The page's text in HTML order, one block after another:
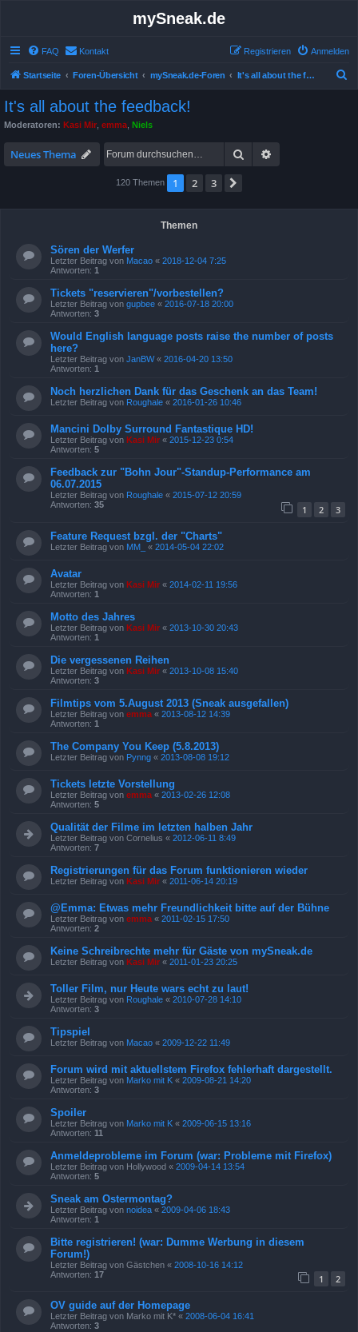
mySneak.de
FAQ Kontakt Anmelden
Registrieren
Startseite Foren-Übersicht mySneak.de-Foren It's all about the feedback!
It's all about the feedback!
Moderatoren: Kasi Mir emma Niels
Neues Thema Suche
120 Themen 1 2 3
Themen
Sören der Werfer
Letzter Beitrag von Macao « 2018-12-04 7:25
Antworten: 1
Tickets "reservieren"/vorbestellen?
Letzter Beitrag von gupbee « 2016-07-18 20:00
Antworten: 3
Would English language posts raise the number of posts
here?
Letzter Beitrag von JanBW« 2016-04-20 13:50
Antworten: 1
Noch herzlichen Dank für das Geschenk an das Team!
Letzter Beitrag von Roughale « 2016-01-26 10:46
Mancini Dolby Surround Fantastique HD!
Letzter Beitrag von Kasi Mir « 2015-12-23 0:54
Antworten: 5
Feedback zur "Bohn Jour"-Standup-Performance am
06.07.2015
Letzter Beitrag von Roughale « 2015-07-12 20:59
Antworten: 35 1 2 3
Feature Request bzgl. der "Charts"
Letzter Beitrag von MM_ « 2014-05-04 22:02
Avatar
Letzter Beitrag von Kasi Mir « 2014-02-11 19:56
Antworten: 1
Motto des Jahres
Letzter Beitrag von Kasi Mir « 2013-10-30 20:43
Antworten: 1
Die vergessenen Reihen
Letzter Beitrag von Kasi Mir « 2013-10-08 15:40
Antworten: 3
Filmtips vom 5.August 2013 (Sneak ausgefallen)
Letzter Beitrag von emma « 2013-08-12 14:39
Antworten: 1
The Company You Keep (5.8.2013)
Letzter Beitrag von Pynng « 2013-08-08 19:12
Tickets letzte Vorstellung
Letzter Beitrag von emma « 2013-02-26 12:08
Antworten: 5
Qualität der Filme im letzten halben Jahr
Letzter Beitrag von Cornelius « 2012-06-11 8:49
Antworten: 7
Registrierungen für das Forum funktionieren wieder
Letzter Beitrag von Kasi Mir « 2011-06-14 20:19
@Emma: Etwas mehr Freundlichkeit bitte auf der Bühne
Letzter Beitrag von emma « 2011-02-15 17:50
Antworten: 2
Keine Schreibrechte mehr für Gäste von mySneak.de
Letzter Beitrag von Kasi Mir « 2011-01-23 20:25
Toller Film, nur Heute wars echt zu laut!
Letzter Beitrag von Roughale « 2010-07-28 14:10
Antworten: 3
Tipspiel
Letzter Beitrag von Macao « 2009-12-22 11:49
Forum wird mit aktuellstem Firefox fehlerhaft dargestellt.
Letzter Beitrag von Marko mit K « 2009-08-21 14:20
Antworten: 3
Spoiler
Letzter Beitrag von Marko mit K « 2009-06-15 13:16
Antworten: 11
Anmeldeprobleme im Forum (war: Probleme mit Firefox)
Letzter Beitrag von Hollywood « 2009-04-14 13:54
Antworten: 5
Sneak am Ostermontag?
Letzter Beitrag von noidea « 2009-04-06 18:43
Antworten: 1
Bitte registrieren! (war: Dumme Werbung in diesem
Forum!)
Letzter Beitrag von Gästchen « 2008-10-16 14:12
Antworten: 17 1 2
OV guide auf der Homepage
Letzter Beitrag von Marko mit K* « 2008-06-04 16:41
Antworten: 3